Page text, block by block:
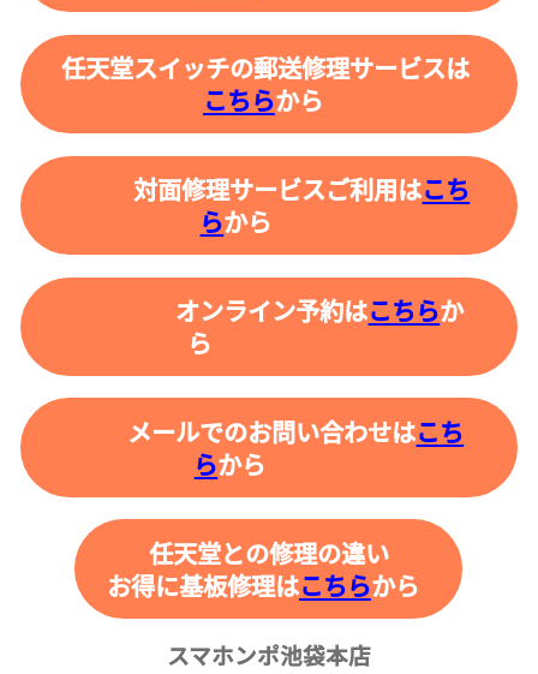
任天堂スイッチの郵送修理サービスは
こちらから
対面修理サービスご利用はこち
らから
オンライン予約はこちらか
ら
メールでのお問い合わせはこち
らから
任天堂との修理の違い
お得に基板修理はこちらから
スマホンポ池袋本店